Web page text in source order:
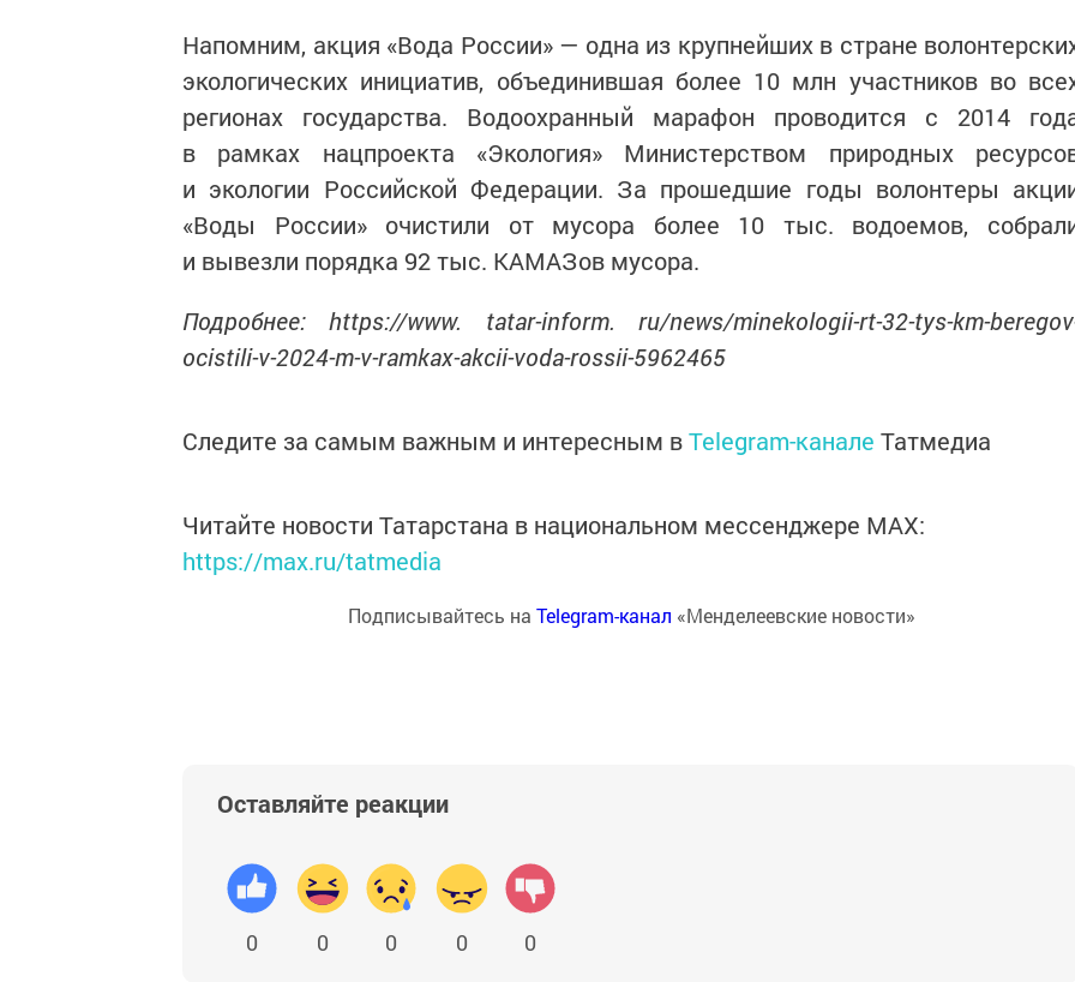
Напомним, акция «Вода России» — одна из крупнейших в стране
экологических инициатив, объединившая более 10 млн участников во
регионах государства. Водоохранный марафон проводится с 2014
в рамках нацпроекта «Экология» Министерством природных
и экологии Российской Федерации. За прошедшие годы волонтеры
«Воды России» очистили от мусора более 10 тыс. водоемов,
и вывезли порядка 92 тыс. КАМАЗов мусора.
Подробнее: https://www. tatar-inform. ru/news/minekologii-rt-32-tys-km-
ocistili-v-2024-m-v-ramkax-akcii-voda-rossii-5962465
Следите за самым важным и интересным вTelegram-канале Татмедиа
Читайте новости Татарстана в национальном мессенджере MАХ:
https://max.ru/tatmedia
Подписывайтесь на Telegram-канал «Менделеевские новости»
Оставляйте реакции
0 0 0 0 0